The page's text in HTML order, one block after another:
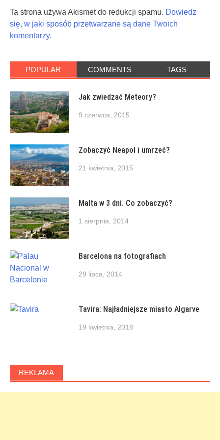
Ta strona używa Akismet do redukcji spamu. Dowiedz
się, w jaki sposób przetwarzane są dane Twoich
komentarzy.
POPULAR COMMENTS TAGS
Jak zwiedzać Meteory?
9 czerwca, 2015
Zobaczyć Neapol i umrzeć?
21 kwietnia, 2015
Malta w 3 dni. Co zobaczyć?
1 sierpnia, 2014
Barcelona na fotografiach
29 lipca, 2014
Tavira: Najładniejsze miasto Algarve
19 kwietnia, 2018
REKLAMA